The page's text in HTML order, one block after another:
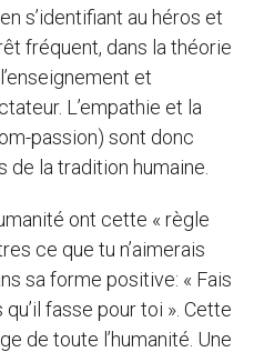
s’identifiant au héros et
fréquent, dans la théorie
et
L’empathie et la
passion) sont donc
la tradition humaine.
ont cette « règle
ce que tu n’aimerais
sa forme positive: « Fais
fasse pour toi ». Cette
de toute l’humanité. Une